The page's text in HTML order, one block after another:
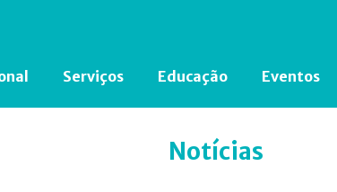
Serviços Educação Eventos
Notícias